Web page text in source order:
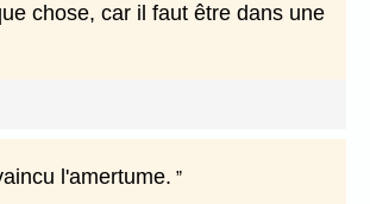
chose, car il faut être dans une
l'amertume.